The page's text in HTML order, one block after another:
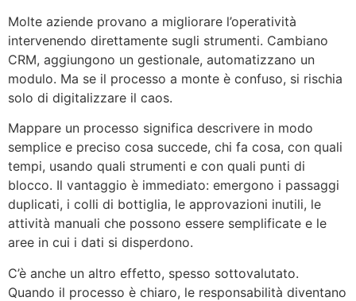
Molte aziende provano a migliorare l’operatività
intervenendo direttamente sugli strumenti. Cambiano
CRM, aggiungono un gestionale, automatizzano un
modulo. Ma se il processo a monte è confuso, si rischia
solo di digitalizzare il caos.
Mappare un processo significa descrivere in modo
semplice e preciso cosa succede, chi fa cosa, con quali
tempi, usando quali strumenti e con quali punti di
blocco. Il vantaggio è immediato: emergono i passaggi
duplicati, i colli di bottiglia, le approvazioni inutili, le
attività manuali che possono essere semplificate e le
aree in cui i dati si disperdono.
C’è anche un altro effetto, spesso sottovalutato.
Quando il processo è chiaro, le responsabilità diventano